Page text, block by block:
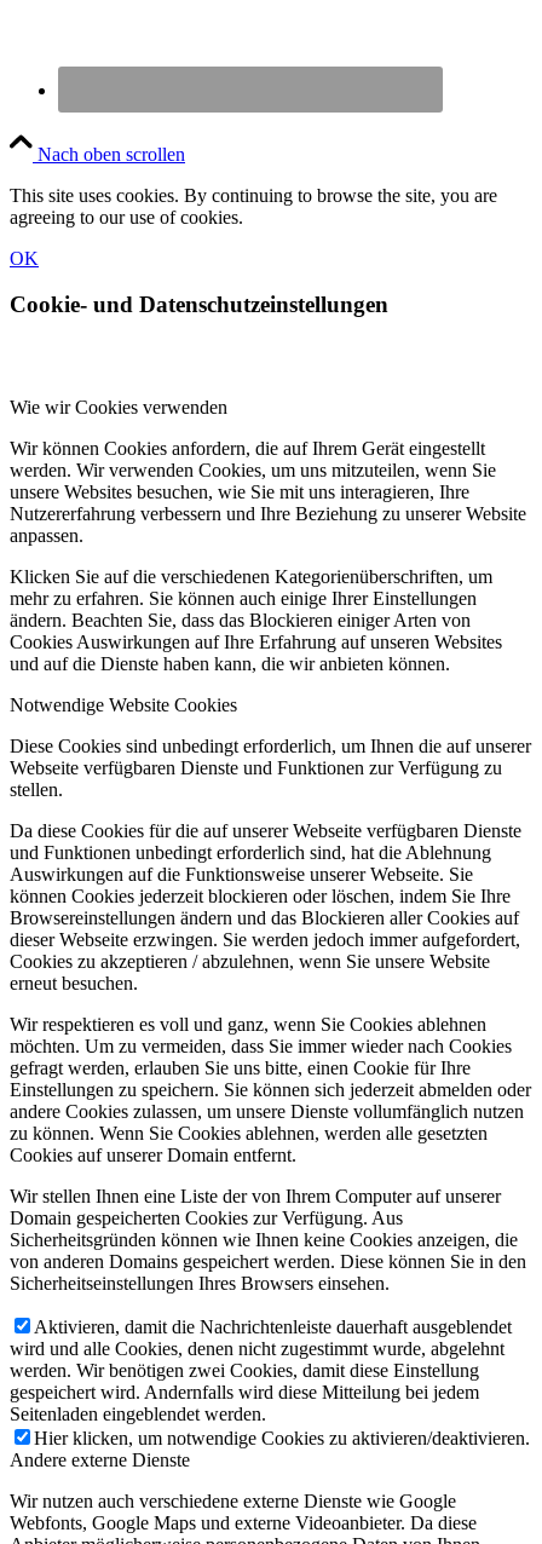
Nach oben scrollen
This site uses cookies. By continuing to browse the site, you are
agreeing to our use of cookies.
OK
Cookie- und Datenschutzeinstellungen
Wie wir Cookies verwenden
Wir können Cookies anfordern, die auf Ihrem Gerät eingestellt
werden. Wir verwenden Cookies, um uns mitzuteilen, wenn Sie
unsere Websites besuchen, wie Sie mit uns interagieren, Ihre
Nutzererfahrung verbessern und Ihre Beziehung zu unserer Website
anpassen.
Klicken Sie auf die verschiedenen Kategorienüberschriften, um
mehr zu erfahren. Sie können auch einige Ihrer Einstellungen
ändern. Beachten Sie, dass das Blockieren einiger Arten von
Cookies Auswirkungen auf Ihre Erfahrung auf unseren Websites
und auf die Dienste haben kann, die wir anbieten können.
Notwendige Website Cookies
Diese Cookies sind unbedingt erforderlich, um Ihnen die auf unserer
Webseite verfügbaren Dienste und Funktionen zur Verfügung zu
stellen.
Da diese Cookies für die auf unserer Webseite verfügbaren Dienste
und Funktionen unbedingt erforderlich sind, hat die Ablehnung
Auswirkungen auf die Funktionsweise unserer Webseite. Sie
können Cookies jederzeit blockieren oder löschen, indem Sie Ihre
Browsereinstellungen ändern und das Blockieren aller Cookies auf
dieser Webseite erzwingen. Sie werden jedoch immer aufgefordert,
Cookies zu akzeptieren / abzulehnen, wenn Sie unsere Website
erneut besuchen.
Wir respektieren es voll und ganz, wenn Sie Cookies ablehnen
möchten. Um zu vermeiden, dass Sie immer wieder nach Cookies
gefragt werden, erlauben Sie uns bitte, einen Cookie für Ihre
Einstellungen zu speichern. Sie können sich jederzeit abmelden oder
andere Cookies zulassen, um unsere Dienste vollumfänglich nutzen
zu können. Wenn Sie Cookies ablehnen, werden alle gesetzten
Cookies auf unserer Domain entfernt.
Wir stellen Ihnen eine Liste der von Ihrem Computer auf unserer
Domain gespeicherten Cookies zur Verfügung. Aus
Sicherheitsgründen können wie Ihnen keine Cookies anzeigen, die
von anderen Domains gespeichert werden. Diese können Sie in den
Sicherheitseinstellungen Ihres Browsers einsehen.
Aktivieren, damit die Nachrichtenleiste dauerhaft ausgeblendet
wird und alle Cookies, denen nicht zugestimmt wurde, abgelehnt
werden. Wir benötigen zwei Cookies, damit diese Einstellung
gespeichert wird. Andernfalls wird diese Mitteilung bei jedem
Seitenladen eingeblendet werden.
Hier klicken, um notwendige Cookies zu aktivieren/deaktivieren.
Andere externe Dienste
Wir nutzen auch verschiedene externe Dienste wie Google
Webfonts, Google Maps und externe Videoanbieter. Da diese